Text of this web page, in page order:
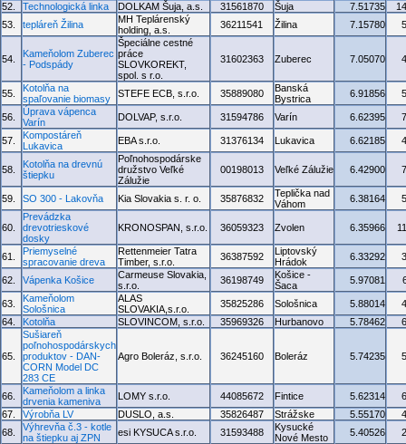
52.
Technologická linka DOLKAM Šuja, a.s. 31561870 Šuja 7.51735
53.
tepláreň Žilina
MH Teplárenský
holding, a.s.
36211541 Žilina 7.15780
54.
Kameňolom Zuberec
- Podspády
Špeciálne cestné
práce
SLOVKOREKT,
spol. s r.o.
31602363 Zuberec 7.05070
55.
Kotolňa na
spaľovanie biomasy
STEFE ECB, s.r.o. 35889080
Banská
Bystrica
6.91856
56.
Úprava vápenca
Varín
DOLVAP, s.r.o. 31594786 Varín 6.62395
57.
Kompostáreň
Lukavica
EBA s.r.o. 31376134 Lukavica 6.62185
58.
Kotolňa na drevnú
štiepku
Poľnohospodárske
družstvo Veľké
Zálužie
00198013 Veľké Zálužie 6.42900
59. SO 300 - Lakovňa Kia Slovakia s. r. o. 35876832
Teplička nad
Váhom
6.38164
60.
Prevádzka
drevotrieskové
dosky
KRONOSPAN, s.r.o. 36059323 Zvolen 6.35966
61.
Priemyselné
spracovanie dreva
Rettenmeier Tatra
Timber, s.r.o.
36387592
Liptovský
Hrádok
6.33292
62. Vápenka Košice
Carmeuse Slovakia,
s.r.o.
36198749
Košice -
Šaca
5.97081
63.
Kameňolom
Sološnica
ALAS
SLOVAKIA,s.r.o.
35825286 Sološnica 5.88014
64.
Kotolňa SLOVINCOM, s.r.o. 35969326 Hurbanovo 5.78462
65.
Sušiareň
poľnohospodárskych
produktov - DAN-
CORN Model DC
283 CE
Agro Boleráz, s.r.o. 36245160 Boleráz 5.74235
66.
Kameňolom a linka
drvenia kameniva
LOMY s.r.o. 44085672 Fintice 5.62314
67.
Výrobňa LV DUSLO, a.s. 35826487 Strážske 5.55170
68.
Výhrevňa č.3 - kotle
na štiepku aj ZPN
esi KYSUCA s.r.o. 31593488
Kysucké
Nové Mesto
5.40526